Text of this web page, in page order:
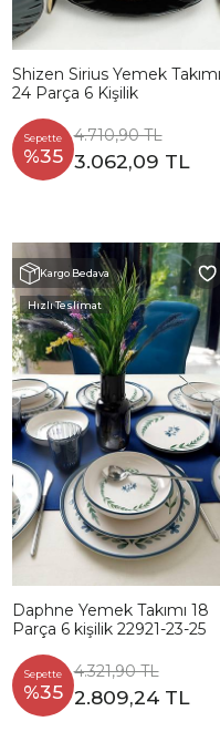
Shizen Sirius Yemek Takımı
24 Parça 6 Kişilik
Sepette
%35
4.710,90 TL
3.062,09 TL
Kargo Bedava
Hızlı Teslimat
Daphne Yemek Takımı 18
Parça 6 kişilik 22921-23-25
Sepette
%35
4.321,90 TL
2.809,24 TL